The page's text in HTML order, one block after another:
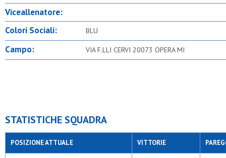
Viceallenatore:
Colori Sociali:
BLU
Campo: VIA F.LLI CERVI 20073 OPERA MI
STATISTICHE SQUADRA
POSIZIONE ATTUALE VITTORIE